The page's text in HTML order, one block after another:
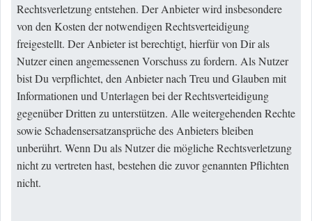
Rechtsverletzung entstehen. Der Anbieter wird insbesondere
von den Kosten der notwendigen Rechtsverteidigung
freigestellt. Der Anbieter ist berechtigt, hierfür von Dir als
Nutzer einen angemessenen Vorschuss zu fordern. Als Nutzer
bist Du verpflichtet, den Anbieter nach Treu und Glauben mit
Informationen und Unterlagen bei der Rechtsverteidigung
gegenüber Dritten zu unterstützen. Alle weitergehenden Rechte
sowie Schadensersatzansprüche des Anbieters bleiben
unberührt. Wenn Du als Nutzer die mögliche Rechtsverletzung
nicht zu vertreten hast, bestehen die zuvor genannten Pflichten
nicht.